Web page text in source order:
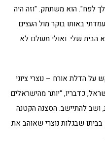
לפח". הוא משתתק. "וזה היה
באותו בוקר מול העצים
הבית שלי. ואולי מעולם לא
הדלת אורח – נוצרי ציוני
כדבריו, "יותר מהישראלים
ושב להתיישב. הסצנה הקטנה
שבגלות נוצרי שאוהב את